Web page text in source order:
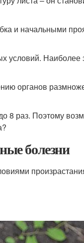
и начальными
условий.
органов
8 раз. Поэтому
болезни